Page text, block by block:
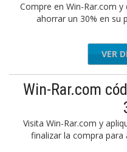
Compre en Win-Rar.com
ahorrar un 30% en su
VER
Win-Rar.com
Visita Win-Rar.com y
finalizar la compra para